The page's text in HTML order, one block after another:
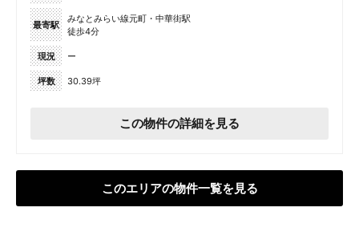
最寄駅
みなとみらい線元町・中華街駅
徒歩4分
現況 ー
坪数 30.39坪
この物件の詳細を見る
このエリアの物件一覧を見る